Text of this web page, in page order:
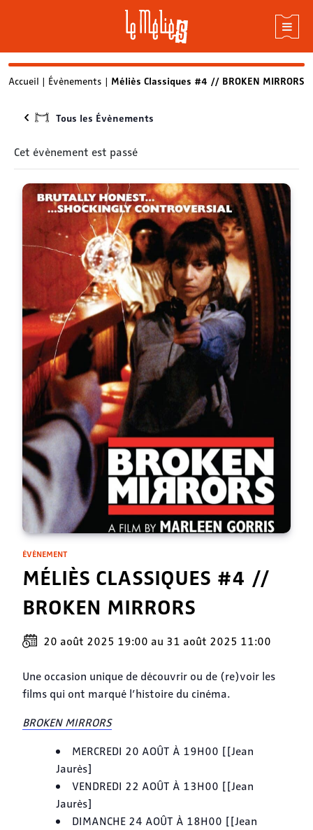
Skip
content
Accueil | Évènements | Méliès Classiques #4 // BROKEN MIRRORS
Tous les Évènements
Cet évènement est passé
ÉVÈNEMENT
MÉLIÈS CLASSIQUES #4 //
BROKEN MIRRORS
20 août 2025 19:00 au 31 août 2025 11:00
Une occasion unique de découvrir ou de (re)voir les
films qui ont marqué l’histoire du cinéma.
BROKEN MIRRORS
MERCREDI 20 AOÛT À 19H00 [[Jean
Jaurès]
VENDREDI 22 AOÛT À 13H00 [[Jean
Jaurès]
DIMANCHE 24 AOÛT À 18H00 [[Jean